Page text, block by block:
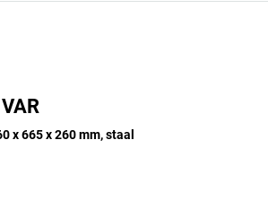
x 665 x 260 mm, staal